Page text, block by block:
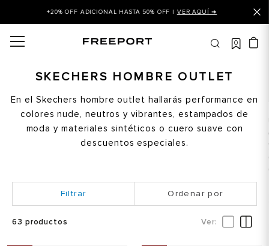
+20% OFF ADICIONAL HASTA 50% OFF | VER AQUÍ ➜
0
SKECHERS HOMBRE OUTLET
En el Skechers hombre outlet hallarás performance en
colores nude, neutros y vibrantes, estampados de
moda y materiales sintéticos o cuero suave con
descuentos especiales.
Ordenar por
63 productos
balance 327
tommy hilfiger